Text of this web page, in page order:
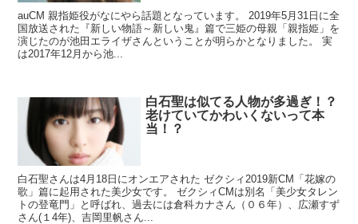
auCM 親指姫役がなにやら話題となっています。 2019年5月31日に全
国放送された『新しい物語～新しい鬼』篇で三姫の母親「親指姫」を
演じたのが池田エライザさんということが明らかとなりました。 実
は2017年12月から池...
白石聖は似てる人物が多過ぎ！？
老けていてかわいくないって本
当！？
白石聖さんは4月18日にオンエアされた ゼクシィ2019新CM「花嫁の
歌」篇に起用された美少女です。 ゼクシィCMは別名「美少女タレン
トの登竜門」と呼ばれ、過去には倉科カナさん（０６年）、広瀬すず
さん(１4年)、吉岡里帆さん...